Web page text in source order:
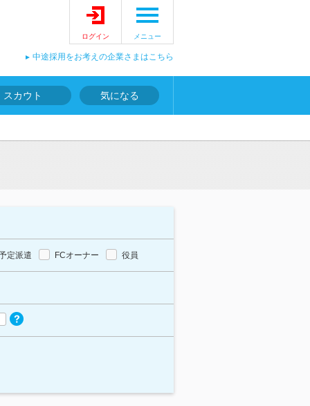
ログイン メニュー
中途採用をお考えの企業さまはこちら
スカウト 気になる
定派遣 FCオーナー 役員